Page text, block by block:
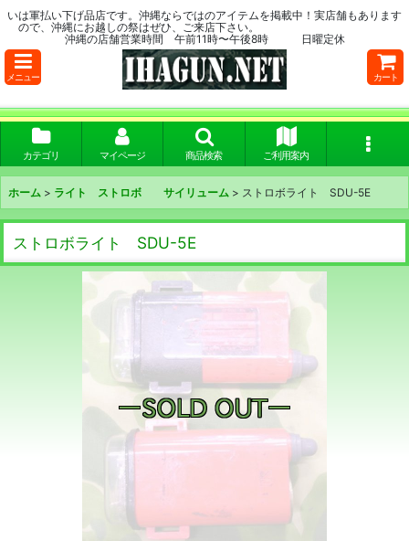
いは軍払い下げ品店です。沖縄ならではのアイテムを掲載中！実店舗もあります
ので、沖縄にお越しの祭はぜひ、ご来店下さい。
沖縄の店舗営業時間 午前11時〜午後8時 日曜定休
メニュー カート
カテゴリ マイページ 商品検索 ご利用案内
ホーム > ライト ストロボ サイリューム > ストロボライト SDU-5E
ストロボライト SDU-5E